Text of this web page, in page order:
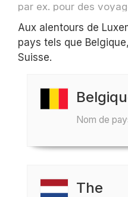
par ex. pour des
Aux alentours de
pays tels que
Suisse.
Nom de
The